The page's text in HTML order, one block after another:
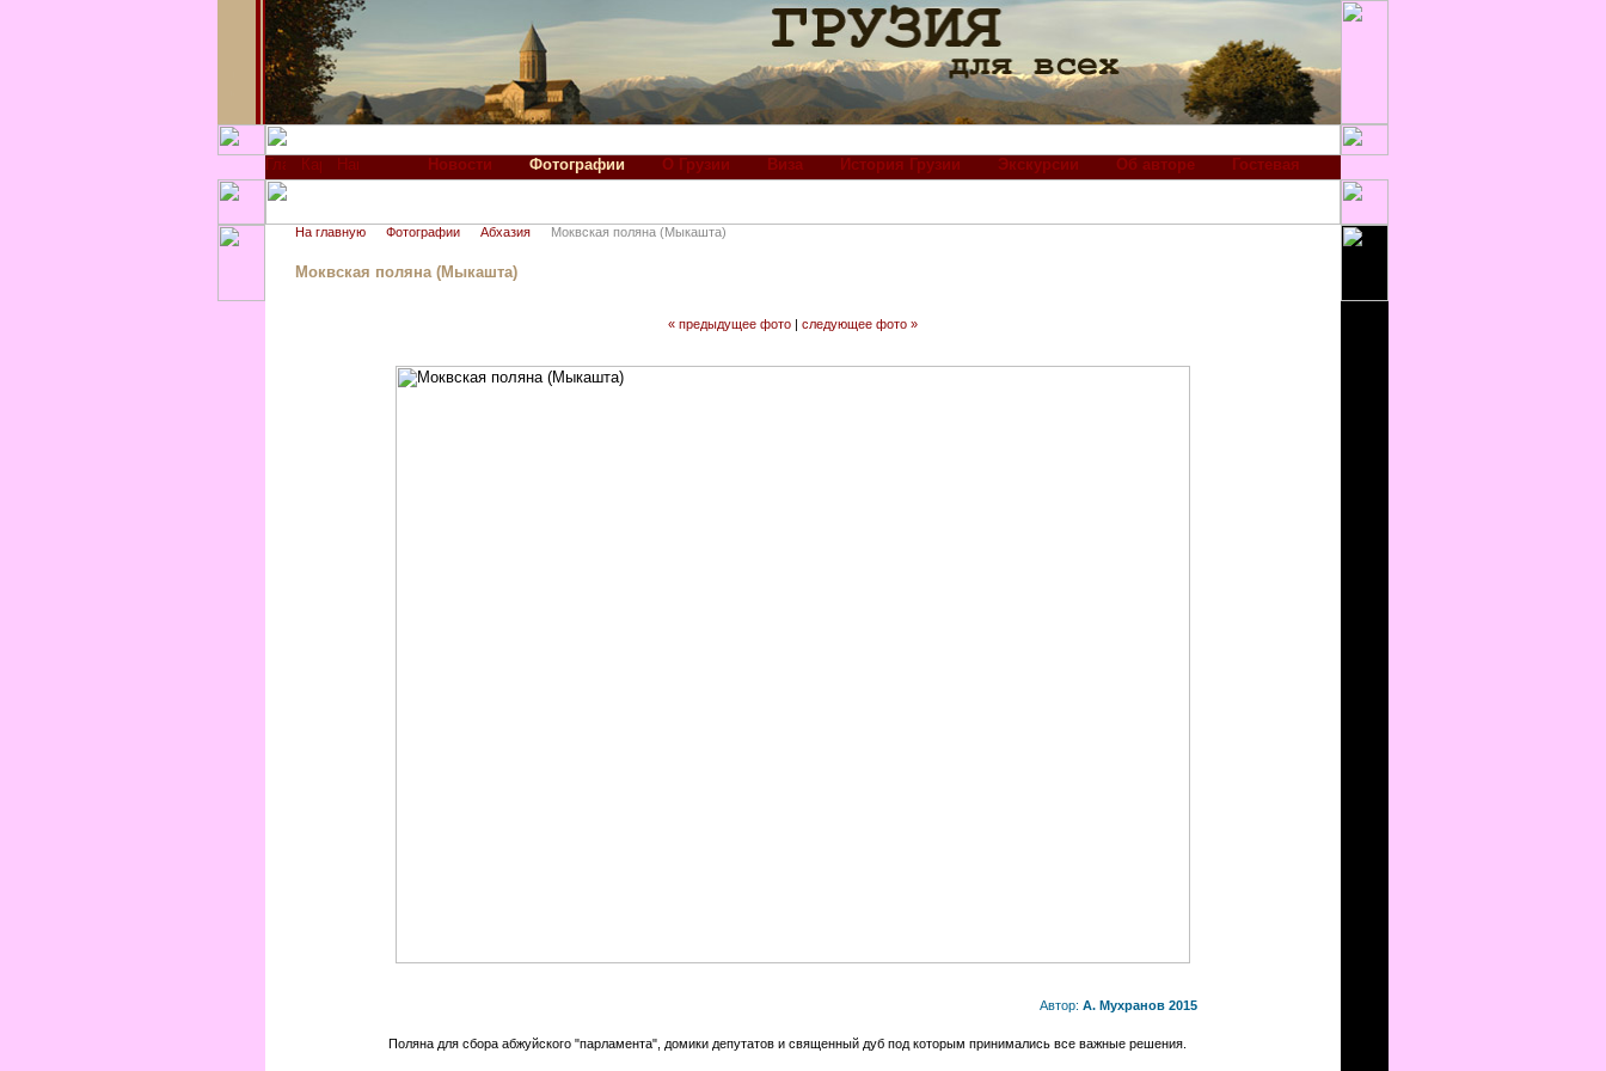
Новости Фотографии О Грузии Виза История Грузии Экскурсии Об авторе Гостевая
На главную Фотографии Абхазия Моквская поляна (Мыкашта)
Моквская поляна (Мыкашта)
« предыдущее фото | следующее фото »
Автор: А. Мухранов 2015
Поляна для сбора абжуйского "парламента", домики депутатов и священный дуб под которым принимались все важные решения.